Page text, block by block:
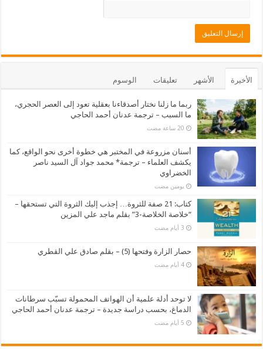
الأخيرة الأشهر تعليقات الوسوم
ربما ما زلنا نختار أصدقاءنا بعقلية تعود إلى العصر الحجري،
ما السبب – ترجمة عدنان أحمد الحاجي
أسنان مزروعة في المختبر هي خطوة أخرى نحو الواقع، كما
يكشف العلماء – ترجمة* محمد جواد آل السيد ناصر
الخضراوي
‏يومين مضت
كتاب: 21 صفة للثروة… إجذب إليك الثروة التي تستحقها –
“خلاصة الخلاصة-3” بقلم ماجد علي المزين
حصار الزارة وفتحها (5) – بقلم صادق علي القطري
‏4 أيام مضت
لا توحد أدلة علمية أن الهواتف المحمولة تسبّب سرطانات
الدماغ، بحسب دراسة جديدة – ترجمة عدنان أحمد الحاجي